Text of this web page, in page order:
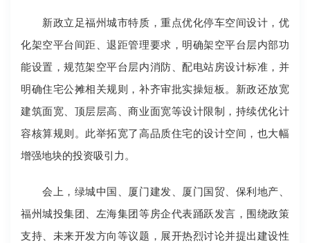
新政立足福州城市特质，重点优化停车空间设计，优
化架空平台间距、退距管理要求，明确架空平台层内部功
能设置，规范架空平台层内消防、配电站房设计标准，并
明确住宅公摊相关规则，补齐审批实操短板。新政还放宽
建筑面宽、顶层层高、商业面宽等设计限制，持续优化计
容核算规则。此举拓宽了高品质住宅的设计空间，也大幅
增强地块的投资吸引力。
会上，绿城中国、厦门建发、厦门国贸、保利地产、
福州城投集团、左海集团等房企代表踊跃发言，围绕政策
支持、未来开发方向等议题，展开热烈讨论并提出建设性